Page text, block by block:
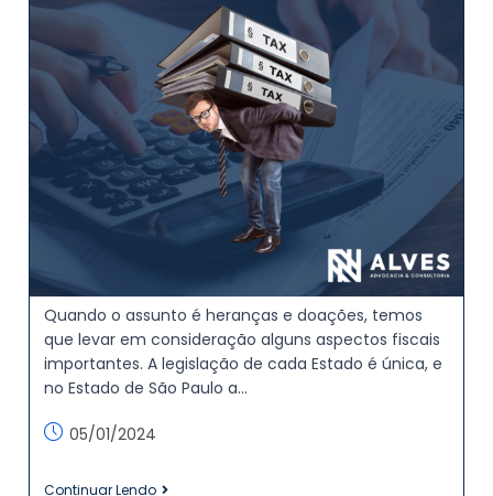
Quando o assunto é heranças e doações, temos
que levar em consideração alguns aspectos fiscais
importantes. A legislação de cada Estado é única, e
no Estado de São Paulo a…
05/01/2024
Continuar Lendo